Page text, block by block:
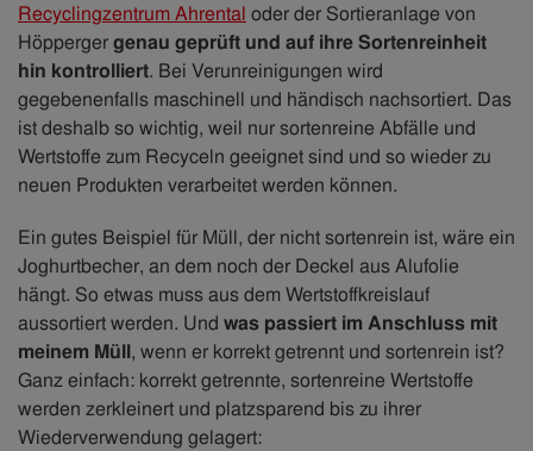
Recyclingzentrum Ahrental oder der Sortieranlage von
Höppergergenau geprüft und auf ihre Sortenreinheit
hin kontrolliert. Bei Verunreinigungen wird
gegebenenfalls maschinell und händisch nachsortiert. Das
ist deshalb so wichtig, weil nur sortenreine Abfälle und
Wertstoffe zum Recyceln geeignet sind und so wieder zu
neuen Produkten verarbeitet werden können.
Ein gutes Beispiel für Müll, der nicht sortenrein ist, wäre ein
Joghurtbecher, an dem noch der Deckel aus Alufolie
hängt. So etwas muss aus dem Wertstoffkreislauf
aussortiert werden. Und was passiert im Anschluss mit
meinem Müll, wenn er korrekt getrennt und sortenrein ist?
Ganz einfach: korrekt getrennte, sortenreine Wertstoffe
werden zerkleinert und platzsparend bis zu ihrer
Wiederverwendung gelagert: